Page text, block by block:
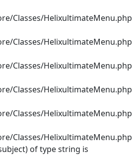
Classes/HelixultimateMenu.php
Classes/HelixultimateMenu.php
Classes/HelixultimateMenu.php
Classes/HelixultimateMenu.php
Classes/HelixultimateMenu.php
Classes/HelixultimateMenu.php
of type string is